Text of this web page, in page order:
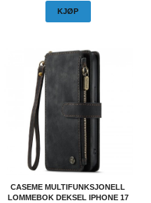
KJØP
CASEME MULTIFUNKSJONELL
LOMMEBOK DEKSEL IPHONE 17